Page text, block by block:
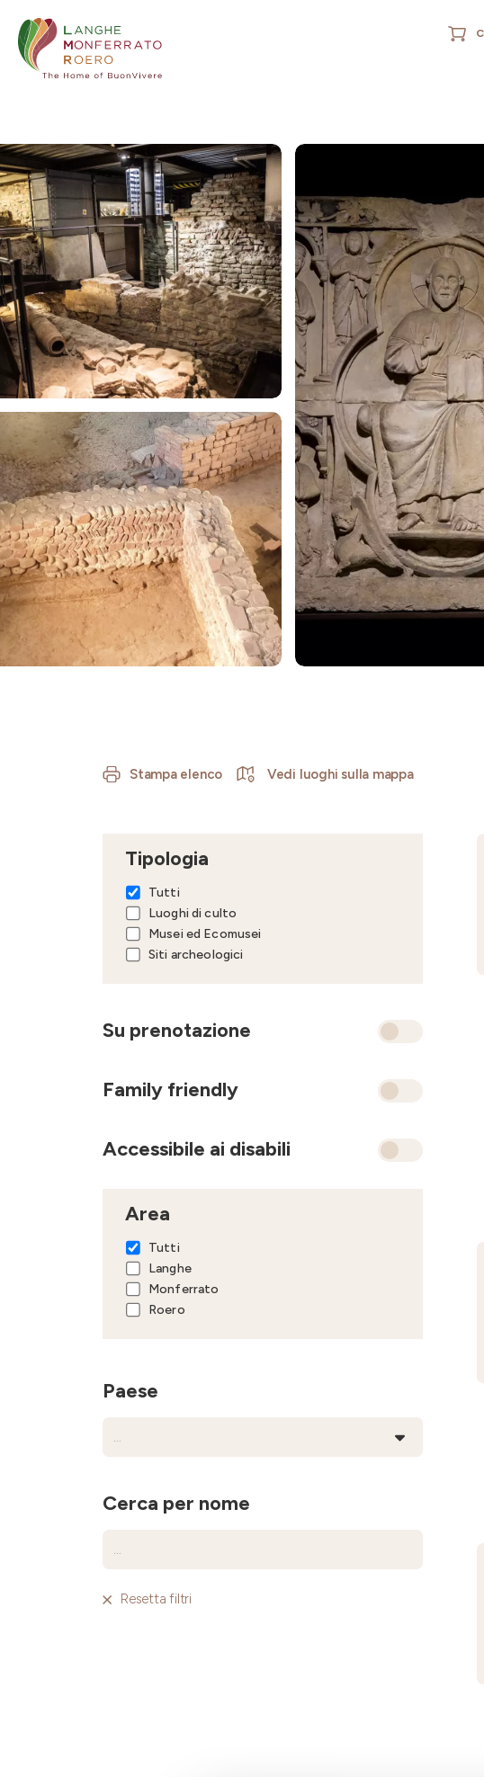
Stampa elenco Vedi luoghi sulla mappa
Tipologia
Tutti
Luoghi di culto
Musei ed Ecomusei
Siti archeologici
Su prenotazione
Family friendly
Accessibile ai disabili
Area
Tutti
Langhe
Monferrato
Roero
Paese
Cerca per nome
Resetta filtri